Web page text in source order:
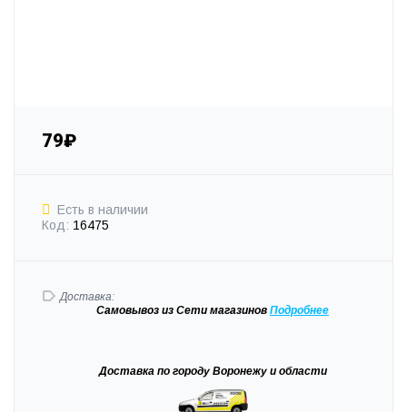
79₽
Есть в наличии
Код: 16475
Доставка:
Самовывоз из Сети магазинов Подробнее
Доставка по городу Воронежу и области